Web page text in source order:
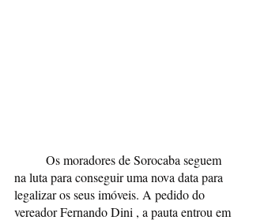
na luta para conseguir uma nova data para
legalizar os seus imóveis. A pedido do
vereador Fernando Dini , a pauta entrou em